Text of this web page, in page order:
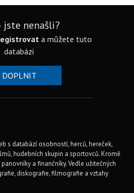
jste nenašli?
a můžete tuto
databázi
DOPLNIT
s databází osobností, herců, hereček,
hudebních skupin a sportovců. Kromě
a finančníky. Vedle užitečných
diskografie, filmografie a vztahy